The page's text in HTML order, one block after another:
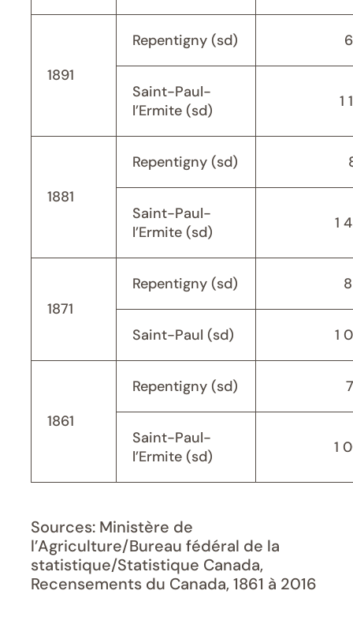
1891
Repentigny (sd)
Saint-Paul-
l’Ermite (sd)
1
1881
Repentigny (sd)
Saint-Paul-
l’Ermite (sd)
1
1871
Repentigny (sd)
Saint-Paul (sd) 1
1861
Repentigny (sd)
Saint-Paul-
l’Ermite (sd)
1
Sources: Ministère de
l’Agriculture/Bureau fédéral de la
statistique/Statistique Canada,
Recensements du Canada, 1861 à 2016